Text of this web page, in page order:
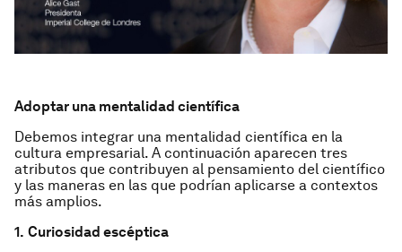
Adoptar una mentalidad científica
Debemos integrar una mentalidad científica en la
cultura empresarial. A continuación aparecen tres
atributos que contribuyen al pensamiento del científico
y las maneras en las que podrían aplicarse a contextos
más amplios.
1. Curiosidad escéptica